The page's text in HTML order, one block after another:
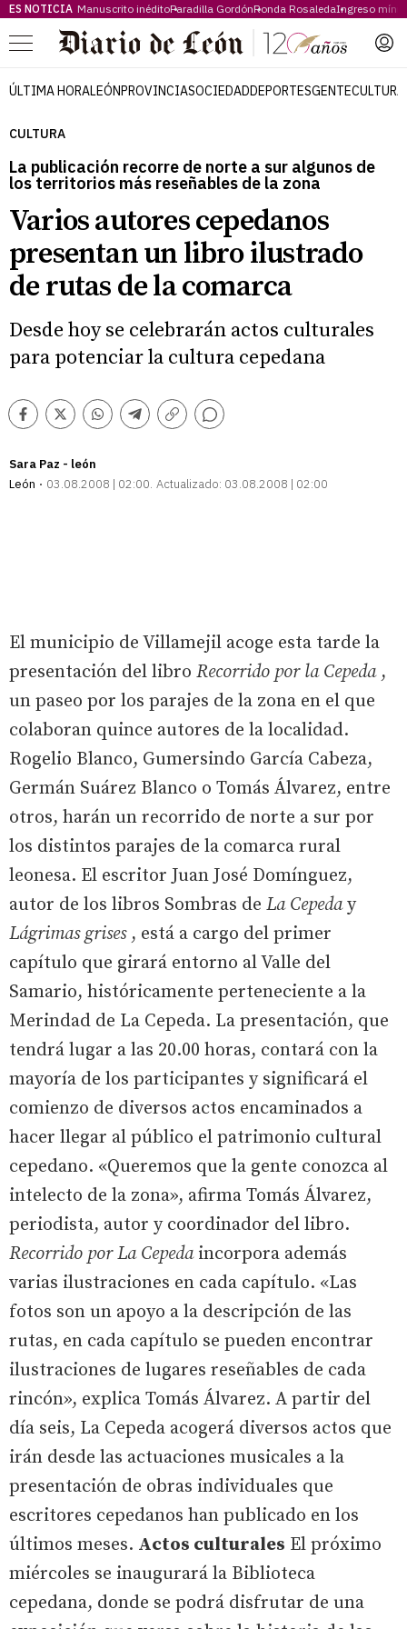
ES NOTICIA Manuscrito inéditoParadilla GordónRonda RosaledaIngreso
Menú
ÚLTIMA HORALEÓNPROVINCIASOCIEDADDEPORTESGENTECULTURA
CULTURA
La publicación recorre de norte a sur algunos de
los territorios más reseñables de la zona
Varios autores cepedanos
presentan un libro ilustrado
de rutas de la comarca
Desde hoy se celebrarán actos culturales
para potenciar la cultura cepedana
Facebook
TwitterWhatsappTelegram
Copiar
Comentarios
Sara Paz - león
León
03.08.2008 | 02:00 Actualizado: 03.08.2008 | 02:00
El municipio de Villamejil acoge esta tarde la
presentación del libro Recorrido por la Cepeda,
un paseo por los parajes de la zona en el que
colaboran quince autores de la localidad.
Rogelio Blanco, Gumersindo García Cabeza,
Germán Suárez Blanco o Tomás Álvarez, entre
otros, harán un recorrido de norte a sur por
los distintos parajes de la comarca rural
leonesa. El escritor Juan José Domínguez,
autor de los libros Sombras de La Cepeday
Lágrimas grises, está a cargo del primer
capítulo que girará entorno al Valle del
Samario, históricamente perteneciente a la
Merindad de La Cepeda. La presentación, que
tendrá lugar a las 20.00 horas, contará con la
mayoría de los participantes y significará el
comienzo de diversos actos encaminados a
hacer llegar al público el patrimonio cultural
cepedano. «Queremos que la gente conozca al
intelecto de la zona», afirma Tomás Álvarez,
periodista, autor y coordinador del libro.
Recorrido por La Cepedaincorpora además
varias ilustraciones en cada capítulo. «Las
fotos son un apoyo a la descripción de las
rutas, en cada capítulo se pueden encontrar
ilustraciones de lugares reseñables de cada
rincón», explica Tomás Álvarez. A partir del
día seis, La Cepeda acogerá diversos actos que
irán desde las actuaciones musicales a la
presentación de obras individuales que
escritores cepedanos han publicado en los
últimos meses. Actos culturales El próximo
miércoles se inaugurará la Biblioteca
cepedana, donde se podrá disfrutar de una